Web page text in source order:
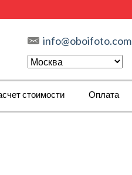
info@oboifoto.com
стоимости Оплата